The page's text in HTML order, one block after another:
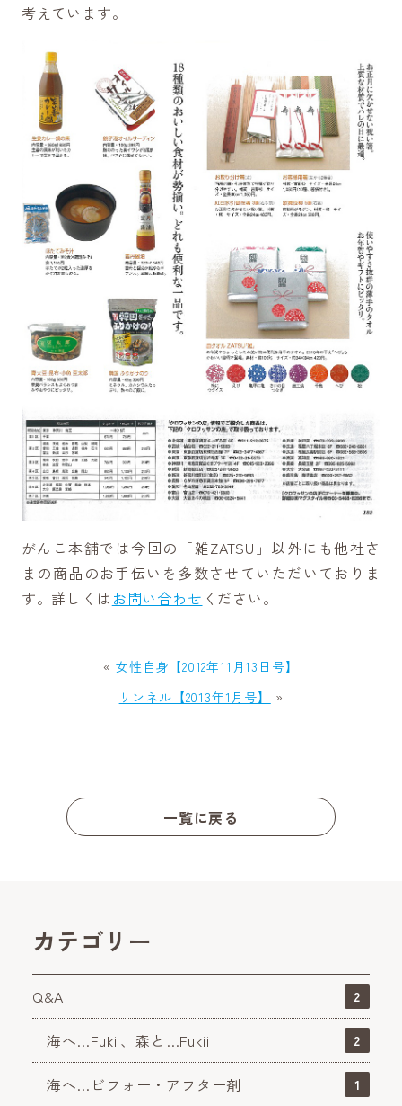
考えています。
がんこ本舗では今回の「雑ZATSU」以外にも他社さ
まの商品のお手伝いを多数させていただいておりま
す。詳しくは お問い合わせ ください。
«女性自身【2012年11月13日号】
リンネル【2013年1月号】
»
一覧に戻る
カテゴリー
Q&A 2
海へ…Fukii、森と…Fukii 2
海へ…ビフォー・アフター剤 1